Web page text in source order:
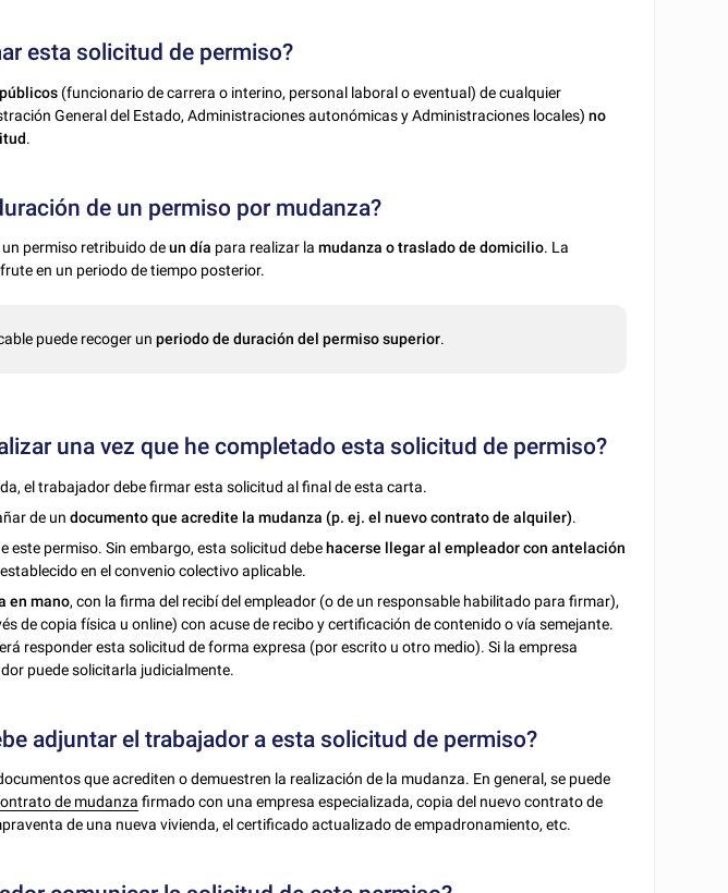
esta solicitud de permiso?
(funcionario de carrera o interino, personal laboral o eventual) de cualquier
General del Estado, Administraciones autonómicas y Administraciones locales)no
.
de un permiso por mudanza?
permiso retribuido deun día para realizar la mudanza o traslado de domicilio. La
en un periodo de tiempo posterior.
puede recoger unperiodo de duración del permiso superior.
una vez que he completado esta solicitud de permiso?
el trabajador debe firmar esta solicitud al final de esta carta.
de undocumento que acredite la mudanza (p. ej. el nuevo contrato de alquiler).
este permiso. Sin embargo, esta solicitud debehacerse llegar al empleador con antelación
en el convenio colectivo aplicable.
en mano, con la firma del recibí del empleador (o de un responsable habilitado para firmar),
de copia física u online) con acuse de recibo y certificación de contenido o vía semejante.
responder esta solicitud de forma expresa (por escrito u otro medio). Si la empresa
puede solicitarla judicialmente.
adjuntar el trabajador a esta solicitud de permiso?
que acrediten o demuestren la realización de la mudanza. En general, se puede
de mudanza firmado con una empresa especializada, copia del nuevo contrato de
de una nueva vivienda, el certificado actualizado de empadronamiento, etc.